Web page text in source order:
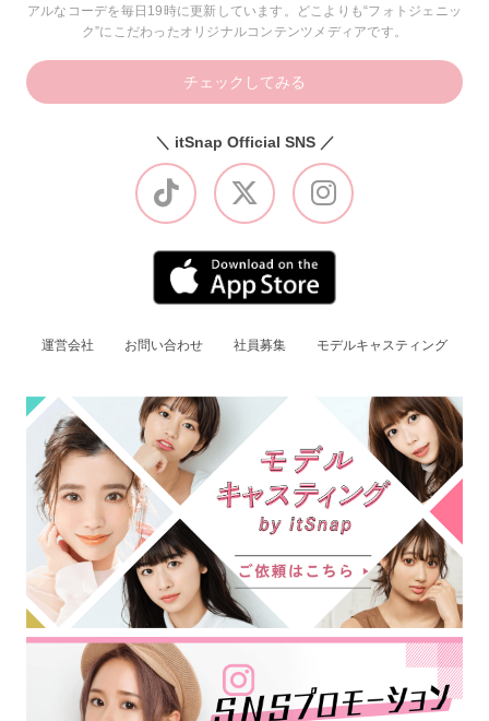
アルなコーデを毎日19時に更新しています。どこよりも“フォトジェニッ
ク”にこだわったオリジナルコンテンツメディアです。
チェックしてみる
＼ itSnap Official SNS ／
運営会社 お問い合わせ 社員募集 モデルキャスティング